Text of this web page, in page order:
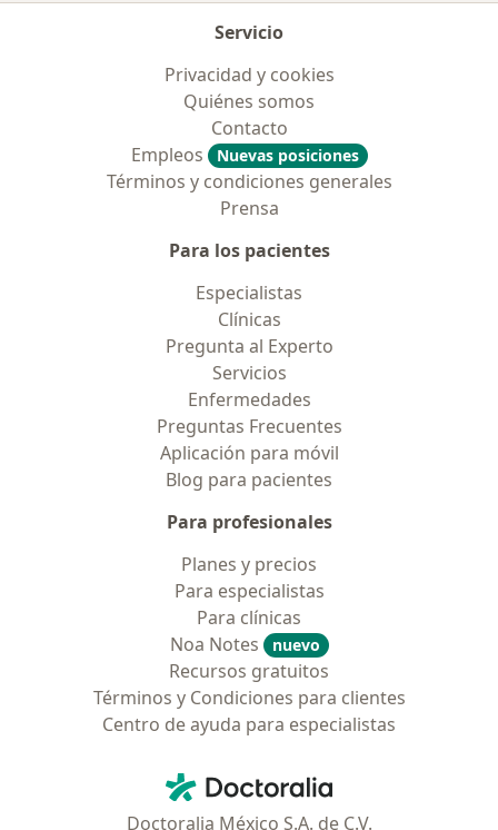
Servicio
Privacidad y cookies
Quiénes somos
Contacto
Empleos
Nuevas posiciones
Términos y condiciones generales
Prensa
Para los pacientes
Especialistas
Clínicas
Pregunta al Experto
Servicios
Enfermedades
Preguntas Frecuentes
Aplicación para móvil
Blog para pacientes
Para profesionales
Planes y precios
Para especialistas
Para clínicas
Noa Notes
nuevo
Recursos gratuitos
Términos y Condiciones para clientes
Centro de ayuda para especialistas
Doctoralia - Página de inicio
Doctoralia México S.A. de C.V.